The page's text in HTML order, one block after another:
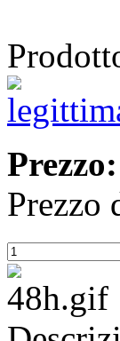
Prezzo:
Prezzo